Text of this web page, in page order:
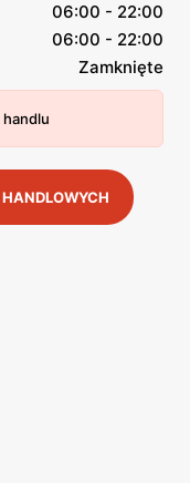
06:00 - 22:00
06:00 - 22:00
Zamknięte
handlu